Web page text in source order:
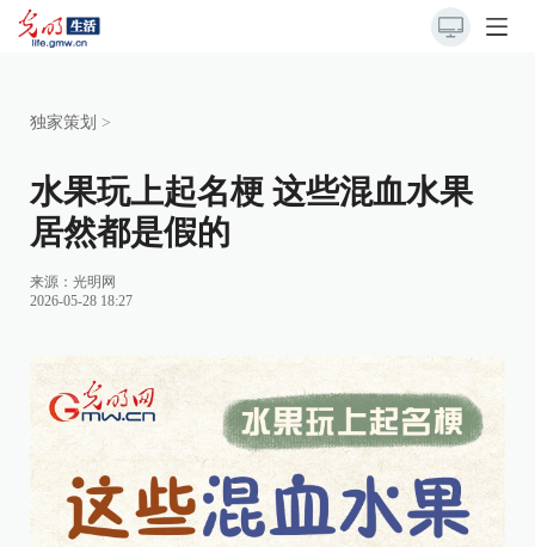
独家策划 >
水果玩上起名梗 这些混血水果
居然都是假的
来源： 光明网
2026-05-28 18:27